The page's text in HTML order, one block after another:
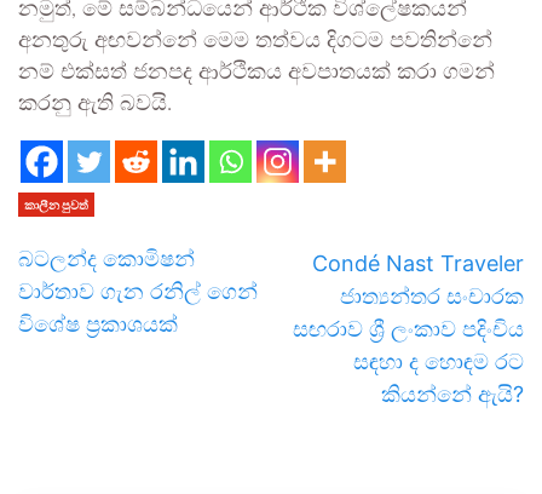
නමුත්, මේ සම්බන්ධයෙන් ආර්ථික විශ්ලේෂකයන්
අනතුරු අඟවන්නේ මෙම තත්වය දිගටම පවතින්නේ
නම් එක්සත් ජනපද ආර්ථිකය අවපාතයක් කරා ගමන්
කරනු ඇති බවයි.
කාලීන පුවත්
බටලන්ද කොමිෂන්
වාර්තාව ගැන රනිල් ගෙන්
විශේෂ ප්‍රකාශයක්
Condé Nast Traveler
ජාත්‍යන්තර සංචාරක
සඟරාව ශ්‍රී ලංකාව පදිංචිය
සඳහා ද හොඳම රට
කියන්නේ ඇයි?